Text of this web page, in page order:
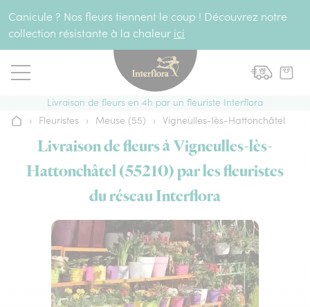
Canicule ? Nos fleurs tiennent le coup ! Découvrez notre
collection résistante à la chaleur ici
Livraison de fleurs en 4h par un fleuriste Interflora
Accueil
› Fleuristes › Meuse (55) › Vigneulles-lès-Hattonchâtel
Livraison de fleurs à Vigneulles-lès-
Hattonchâtel (55210) par les fleuristes
du réseau Interflora